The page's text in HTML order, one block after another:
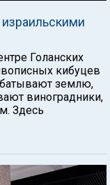
Голанских
кибуцев
землю,
виноградники,
Здесь